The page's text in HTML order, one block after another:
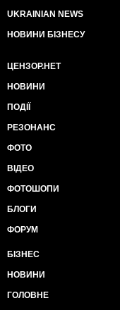
UKRAINIAN NEWS
НОВИНИ БІЗНЕСУ
ЦЕНЗОР.НЕТ
НОВИНИ
ПОДІЇ
РЕЗОНАНС
ФОТО
ВІДЕО
ФОТОШОПИ
БЛОГИ
ФОРУМ
БІЗНЕС
НОВИНИ
ГОЛОВНЕ